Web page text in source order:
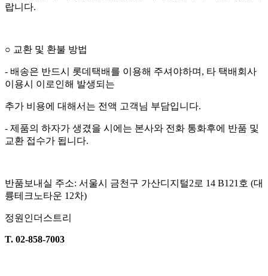
랍니다.
○ 교환 및 환불 방법
- 배송은 반드시 롯데택배를 이용해 주셔야하며 , 타 택배회사
이용시 이로인해 발생되는
추가 비용에 대해서는 전액 고객님 부담입니다.
- 제품의 하자가 생겼을 시에는 본사와 전화 통화후에 반품 및
교환 접수가 됩니다.
반품보내실 주소: 서울시 금천구 가산디지털2로 14 B121 호 (대
륭테크노타운 12차)
정원인더스트리
T. 02-858-7003